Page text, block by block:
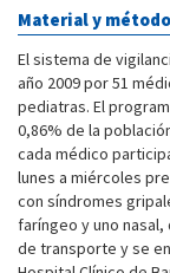
Material y
El sistema de
año 2009 por 51
pediatras. El
0,86% de la
cada médico
lunes a miércoles
con síndromes
faríngeo y uno
de transporte y se